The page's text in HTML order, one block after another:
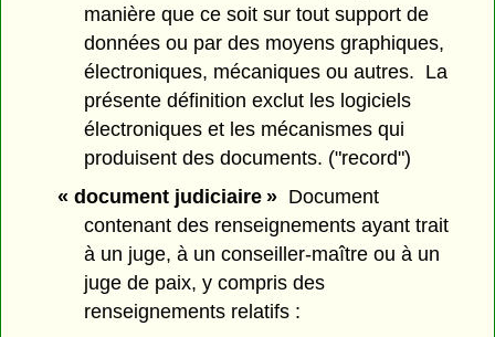
manière que ce soit sur tout support de
données ou par des moyens graphiques,
électroniques, mécaniques ou autres. La
présente définition exclut les logiciels
électroniques et les mécanismes qui
produisent des documents. ("record")
« document judiciaire »Document
contenant des renseignements ayant trait
à un juge, à un conseiller-maître ou à un
juge de paix, y compris des
renseignements relatifs :